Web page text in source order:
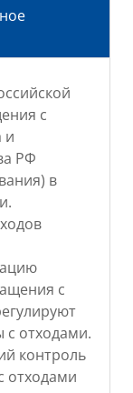
с
и
РФ
в
с
с отходами.
контроль
отходами